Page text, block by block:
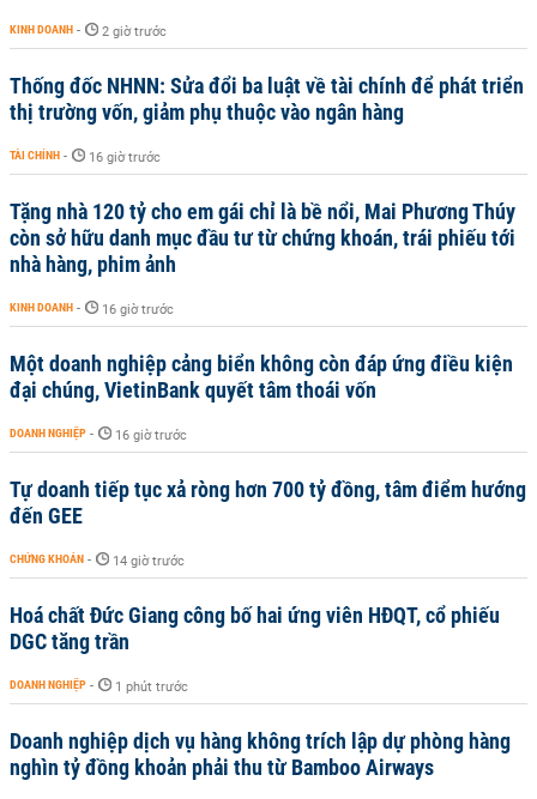
KINH DOANH - 2 giờ trước
Thống đốc NHNN: Sửa đổi ba luật về tài chính để phát triển
thị trường vốn, giảm phụ thuộc vào ngân hàng
TÀI CHÍNH - 16 giờ trước
Tặng nhà 120 tỷ cho em gái chỉ là bề nổi, Mai Phương Thúy
còn sở hữu danh mục đầu tư từ chứng khoán, trái phiếu tới
nhà hàng, phim ảnh
KINH DOANH - 16 giờ trước
Một doanh nghiệp cảng biển không còn đáp ứng điều kiện
đại chúng, VietinBank quyết tâm thoái vốn
DOANH NGHIỆP - 16 giờ trước
Tự doanh tiếp tục xả ròng hơn 700 tỷ đồng, tâm điểm hướng
đến GEE
CHỨNG KHOÁN - 14 giờ trước
Hoá chất Đức Giang công bố hai ứng viên HĐQT, cổ phiếu
DGC tăng trần
DOANH NGHIỆP - 1 phút trước
Doanh nghiệp dịch vụ hàng không trích lập dự phòng hàng
nghìn tỷ đồng khoản phải thu từ Bamboo Airways